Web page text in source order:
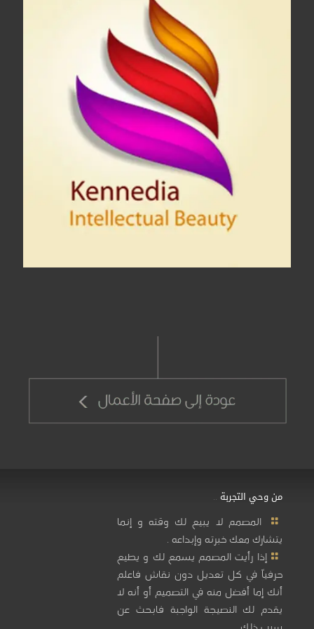
من وحي التجربة ..
المصمم لا يبيع لك وقته و إنما
يتشارك معك خبرته وإبداعه .
إذا رأيت المصمم يسمع لك و يطيع
حرفياً في كل تعديل دون نقاش فاعلم
أنك إما أفضل منه في التصميم أو أنه لا
يقدم لك النصيجة الواجبة فابحث عن